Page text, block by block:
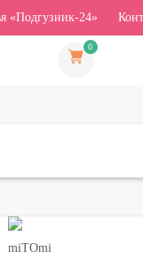
«Подгузник-24»
0
miTOmi